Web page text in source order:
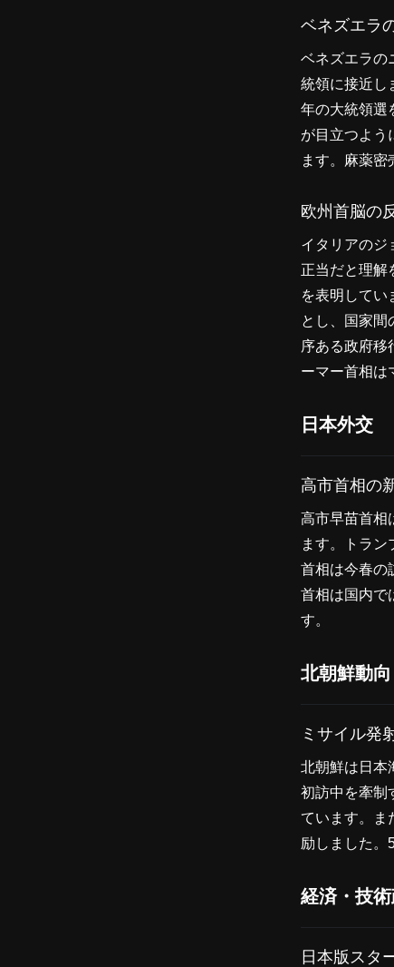
ベネズエラ
ベネズエラの
統領に接近し
年の大統領選
が目立つよう
ます。麻薬密
欧州首脳の
イタリアのジ
正当だと理解
を表明してい
とし、国家間
序ある政府移
ーマー首相は
日本外交
高市首相の
高市早苗首相
ます。トラン
首相は今春の
首相は国内で
す。
北朝鮮動向
ミサイル発
北朝鮮は日本
初訪中を牽制
ています。ま
励しました。
経済・技
日本版スタ